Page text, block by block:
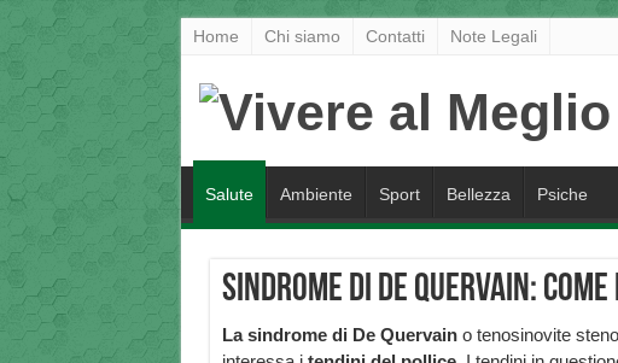
Home Chi siamo Contatti Note Legali
Salute Ambiente Sport Bellezza Psiche
Sindrome di De Quervain:
La sindrome di De Quervaino tenosinovite